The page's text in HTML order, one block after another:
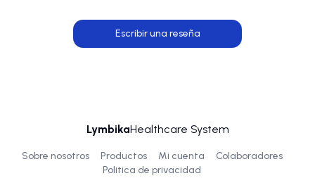
Escribir una reseña
LymbikaHealthcare System
Sobre nosotros Productos Mi cuenta
Colaboradores
Politica de privacidad